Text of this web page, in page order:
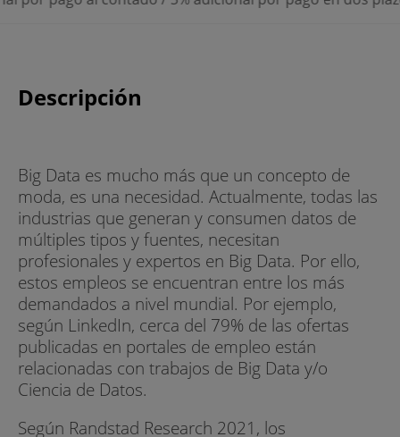
Descripción
Big Data es mucho más que un concepto de
moda, es una necesidad. Actualmente, todas las
industrias que generan y consumen datos de
múltiples tipos y fuentes, necesitan
profesionales y expertos en Big Data. Por ello,
estos empleos se encuentran entre los más
demandados a nivel mundial. Por ejemplo,
según LinkedIn, cerca del 79% de las ofertas
publicadas en portales de empleo están
relacionadas con trabajos de Big Data y/o
Ciencia de Datos.
Según Randstad Research 2021, los